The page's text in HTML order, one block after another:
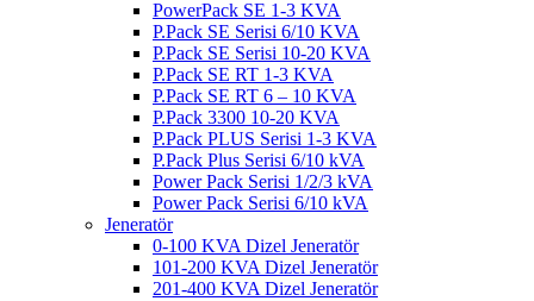
PowerPack SE 1-3 KVA
P.Pack SE Serisi 6/10 KVA
P.Pack SE Serisi 10-20 KVA
P.Pack SE RT 1-3 KVA
P.Pack SE RT 6 – 10 KVA
P.Pack 3300 10-20 KVA
P.Pack PLUS Serisi 1-3 KVA
P.Pack Plus Serisi 6/10 kVA
Power Pack Serisi 1/2/3 kVA
Power Pack Serisi 6/10 kVA
Jeneratör
0-100 KVA Dizel Jeneratör
101-200 KVA Dizel Jeneratör
201-400 KVA Dizel Jeneratör